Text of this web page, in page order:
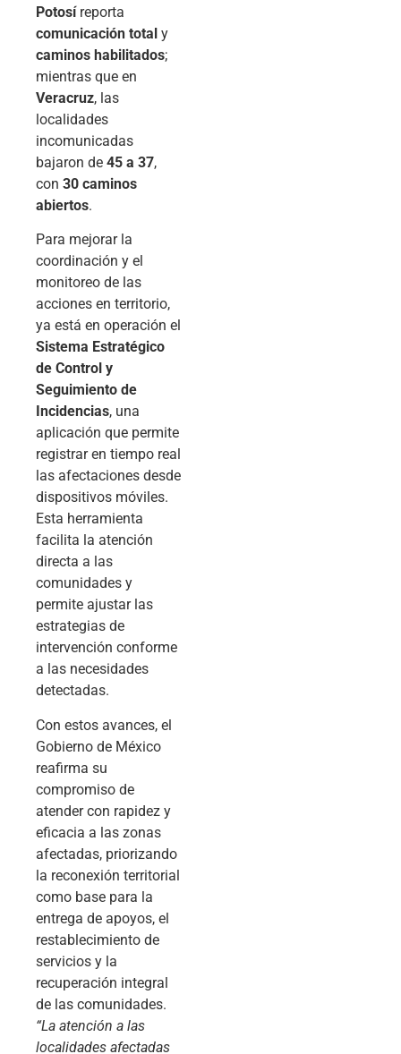
Potosíreporta
comunicación total y
caminos habilitados;
mientras que en
Veracruz, las
localidades
incomunicadas
bajaron de 45 a 37,
con 30 caminos
abiertos.
Para mejorar la
coordinación y el
monitoreo de las
acciones en territorio,
ya está en operación el
Sistema Estratégico
de Control y
Seguimiento de
Incidencias, una
aplicación que permite
registrar en tiempo real
las afectaciones desde
dispositivos móviles.
Esta herramienta
facilita la atención
directa a las
comunidades y
permite ajustar las
estrategias de
intervención conforme
a las necesidades
detectadas.
Con estos avances, el
Gobierno de México
reafirma su
compromiso de
atender con rapidez y
eficacia a las zonas
afectadas, priorizando
la reconexión territorial
como base para la
entrega de apoyos, el
restablecimiento de
servicios y la
recuperación integral
de las comunidades.
“La atención a las
localidades afectadas